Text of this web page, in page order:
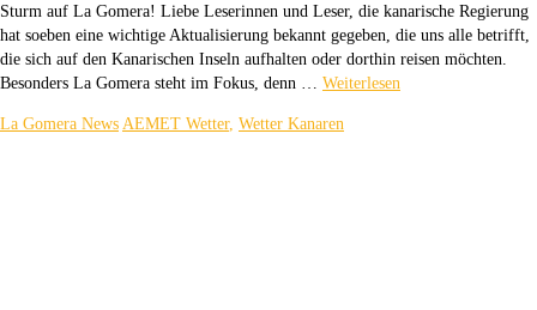
Sturm auf La Gomera! Liebe Leserinnen und Leser, die kanarische Regierung
hat soeben eine wichtige Aktualisierung bekannt gegeben, die uns alle betrifft,
die sich auf den Kanarischen Inseln aufhalten oder dorthin reisen möchten.
Besonders La Gomera steht im Fokus, denn … Weiterlesen
La Gomera News AEMET Wetter, Wetter Kanaren